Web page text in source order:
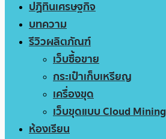
ปฏิทินเศรษฐกิจ
บทความ
รีวิวผลิตภัณฑ์
เว็บซื้อขาย
กระเป๋าเก็บเหรียญ
เครื่องขุด
เว็บขุดแบบ Cloud Mining
ห้องเรียน